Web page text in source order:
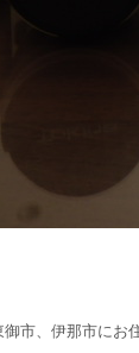
市、伊那市にお